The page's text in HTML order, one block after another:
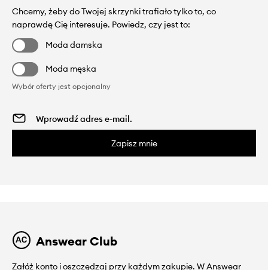
Chcemy, żeby do Twojej skrzynki trafiało tylko to, co
naprawdę Cię interesuje. Powiedz, czy jest to:
Moda damska
Moda męska
Wybór oferty jest opcjonalny
Zapisz mnie
Answear Club
Załóż konto i oszczędzaj przy każdym zakupie. W Answear